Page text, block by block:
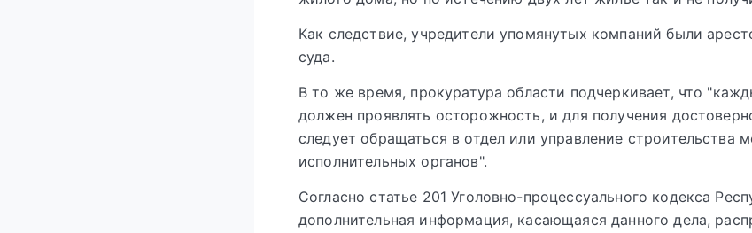
Как следствие, учредители упомянутых компаний были
суда.
В то же время, прокуратура области подчеркивает, что
должен проявлять осторожность, и для получения
следует обращаться в отдел или управление строительства
исполнительных органов".
Согласно статье 201 Уголовно-процессуального кодекса
дополнительная информация, касающаяся данного дела,